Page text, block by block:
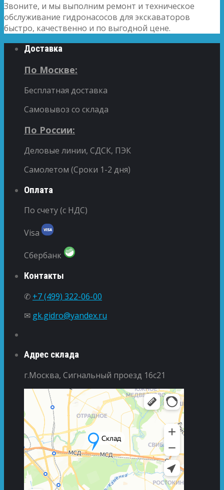
Звоните, и мы выполним ремонт и техническое
обслуживание гидронасосов для экскаваторов
быстро, качественно и по выгодной цене.
Доставка
По Москве:
Бесплатная доставка
Самовывоз со склада
По России:
Деловые линии, СДСК, ПЭК
Самолетом (Сроки 1-2 дня)
Оплата
По счету (с НДС)
Visa
Сбербанк
Контакты
✆ +7 (499) 322-06-00
✉ gk.gidro@yandex.ru
Адрес склада
г.Москва, Сигнальный проезд 16с21